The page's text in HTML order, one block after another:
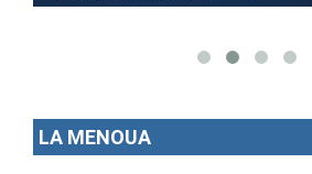
LA MENOUA